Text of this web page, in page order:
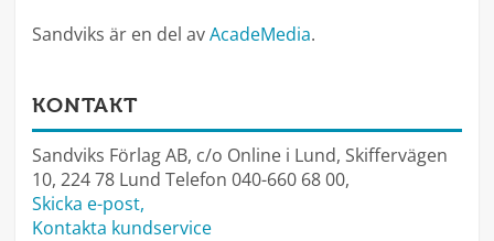
Sandviks är en del avAcadeMedia.
KONTAKT
Sandviks Förlag AB, c/o Online i Lund, Skiffervägen
10, 224 78 Lund Telefon 040-660 68 00,
Skicka e-post,
Kontakta kundservice